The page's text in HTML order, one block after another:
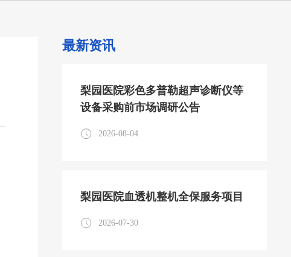
最新资讯
梨园医院彩色多普勒超声诊断仪等
设备采购前市场调研公告
2026-08-04
梨园医院血透机整机全保服务项目
2026-07-30